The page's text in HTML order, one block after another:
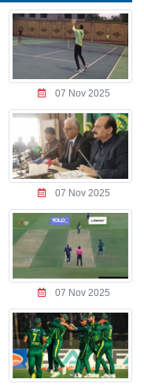
07 Nov 2025
07 Nov 2025
07 Nov 2025